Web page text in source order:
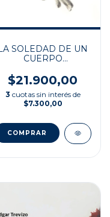
SOLEDAD DE UN
CUERPO
LA HERIDA
$21.900,00
3 cuotas sin interés de
$7.300,00